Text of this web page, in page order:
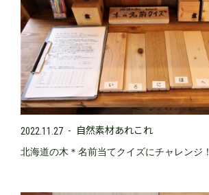
2022.11.27 自然素材あれこれ
北海道の木＊名前当てクイズにチャレンジ！